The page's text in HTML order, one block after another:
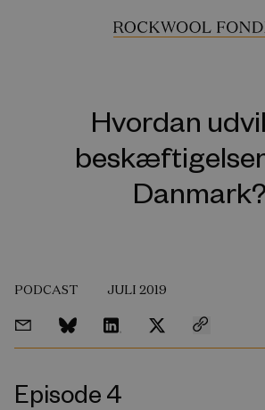
Hvordan
Danmark?
PODCAST JULI 2019
Episode 4